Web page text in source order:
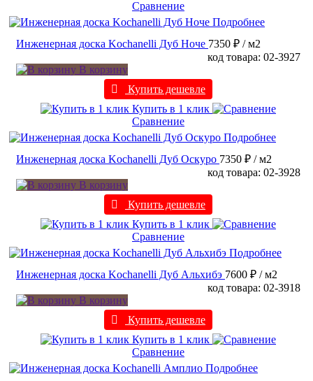
Сравнение
Подробнее
Инженерная доска Kochanelli Дуб Ноче 7350 ₽ / м2
код товара: 02-3927
В корзину
Купить дешевле
Купить в 1 клик
Сравнение
Подробнее
Инженерная доска Kochanelli Дуб Оскуро 7350 ₽ / м2
код товара: 02-3928
В корзину
Купить дешевле
Купить в 1 клик
Сравнение
Подробнее
Инженерная доска Kochanelli Дуб Альхибэ 7600 ₽ / м2
код товара: 02-3918
В корзину
Купить дешевле
Купить в 1 клик
Сравнение
Подробнее